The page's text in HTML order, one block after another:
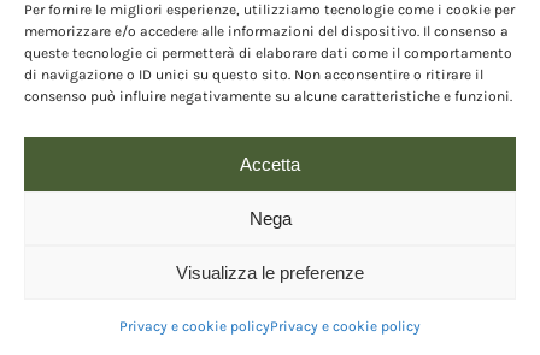
Per fornire le migliori esperienze, utilizziamo tecnologie come i cookie per
memorizzare e/o accedere alle informazioni del dispositivo. Il consenso a
queste tecnologie ci permetterà di elaborare dati come il comportamento
di navigazione o ID unici su questo sito. Non acconsentire o ritirare il
consenso può influire negativamente su alcune caratteristiche e funzioni.
Accetta
Nega
Visualizza le preferenze
Privacy e cookie policyPrivacy e cookie policy
Marchi DOP IGP
Normativa prodotti DOP IGP
Consorzi di Tutela
Farm To Fork e prodotti DOP IGP
comunicazione